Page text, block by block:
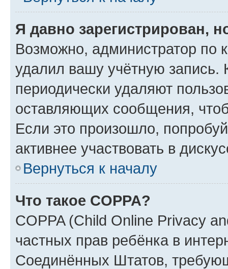
Я давно зарегистрирован,
Возможно, администратор по
удалил вашу учётную запись.
периодически удаляют
оставляющих сообщения,
Если это произошло,
активнее участвовать в
Вернуться к началу
Что такое COPPA?
COPPA (Child Online Privacy
частных прав ребёнка в
Соединённых Штатов,